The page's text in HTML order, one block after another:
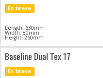
En breve
Length: 630mm
Width: 80mm
Height: 260mm
Baseline Dual Tex 17
En breve